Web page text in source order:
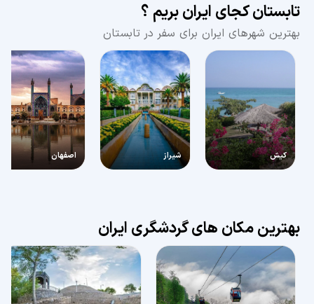
تابستان کجای ایران بریم ؟
بهترین شهرهای ایران برای سفر در تابستان
کیش شیراز اصفهان
بهترین مکان های گردشگری ایران